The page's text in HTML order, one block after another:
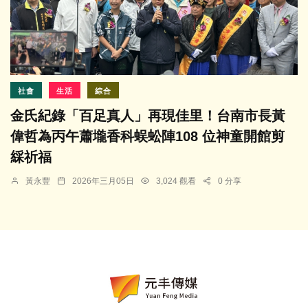
社會 生活 綜合
金氏紀錄「百足真人」再現佳里！台南市長黃
偉哲為丙午蕭壠香科蜈蚣陣108 位神童開館剪
綵祈福
黃永豐 2026年三月05日 3,024 觀看 0 分享